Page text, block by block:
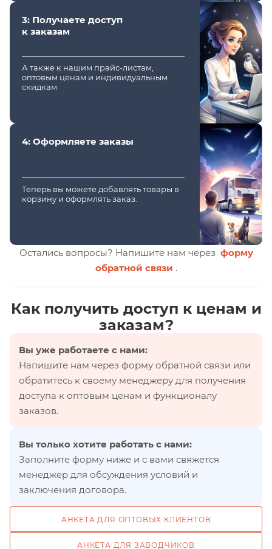
3: Получаете доступ
к заказам
А также к нашим прайс-листам,
оптовым ценам и индивидуальным
скидкам
4: Оформляете заказы
Теперь вы можете добавлять товары в
корзину и оформлять заказ.
Остались вопросы? Напишите нам через форму
обратной связи .
Как получить доступ к ценам и
заказам?
Вы уже работаете с нами:
Напишите нам через форму обратной связи или
обратитесь к своему менеджеру для получения
доступа к оптовым ценам и функционалу
заказов.
Вы только хотите работать с нами:
Заполните форму ниже и с вами свяжется
менеджер для обсуждения условий и
заключения договора.
АНКЕТА ДЛЯ ОПТОВЫХ КЛИЕНТОВ
АНКЕТА ДЛЯ ЗАВОДЧИКОВ